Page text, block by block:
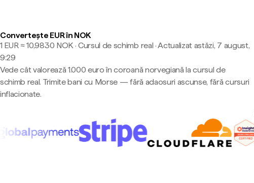
Convertește EUR în NOK
1 EUR ≈ 10,9830 NOK · Cursul de schimb real ·Actualizat astăzi, 7 august,
9:29
Vede cât valorează 1.000 euro în coroană norvegiană la cursul de
schimb real. Trimite bani cu Morse — fără adaosuri ascunse, fără cursuri
inflacionate.